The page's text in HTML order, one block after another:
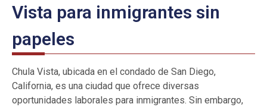
Vista para inmigrantes sin
papeles
Chula Vista, ubicada en el condado de San Diego,
California, es una ciudad que ofrece diversas
oportunidades laborales para inmigrantes. Sin embargo,